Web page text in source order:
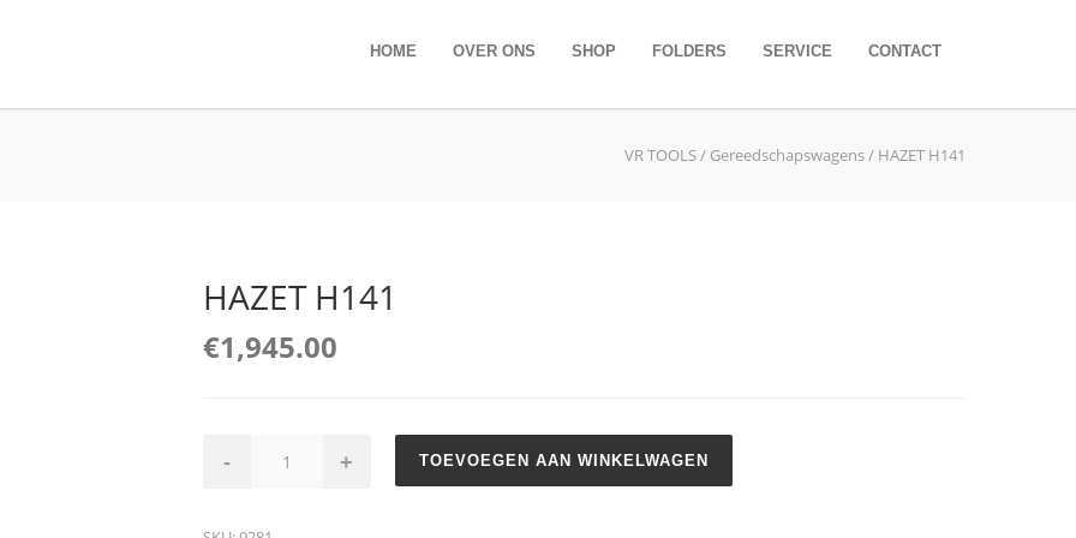
HOME OVER ONS SHOP FOLDERS SERVICE CONTACT
VR TOOLS/ Gereedschapswagens/ HAZET H141
HAZET H141
€1,945.00
- + TOEVOEGEN AAN WINKELWAGEN